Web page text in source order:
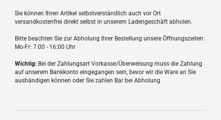
Sie können Ihren Artikel selbstverständlich auch vor Ort
versandkostenfrei direkt selbst in unserem Ladengeschäft abholen.
Bitte beachten Sie zur Abholung Ihrer Bestellung unsere Öffnungszeiten:
Mo-Fr: 7:00 - 16:00 Uhr
Wichtig: Bei der Zahlungsart Vorkasse/Überweisung muss die Zahlung
auf unserem Bankkonto eingegangen sein, bevor wir die Ware an Sie
aushändigen können oder Sie zahlen Bar bei Abholung